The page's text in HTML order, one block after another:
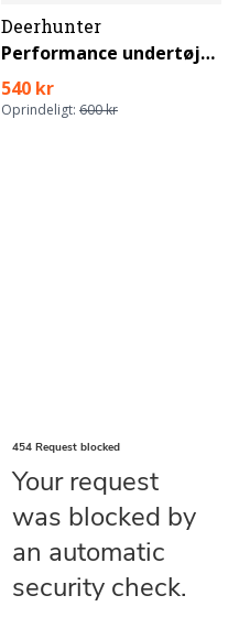
Deerhunter
Performance undertøjssæt
540 kr
Oprindeligt: 600 kr